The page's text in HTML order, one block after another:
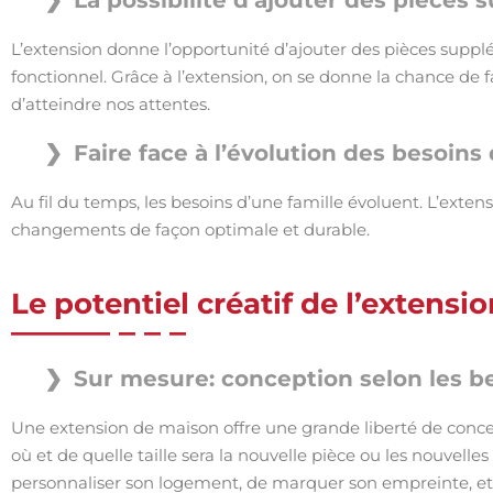
L’extension donne l’opportunité d’ajouter des pièces
fonctionnel. Grâce à l’extension, on se donne la chance
d’atteindre nos attentes.
Faire face à l’évolution des
Au fil du temps, les besoins d’une famille évoluent.
changements de façon optimale et durable.
Le potentiel créatif de
Sur mesure: conception selon les
Une extension de maison offre une grande liberté de
où et de quelle taille sera la nouvelle pièce ou les
personnaliser son logement, de marquer son empreinte,